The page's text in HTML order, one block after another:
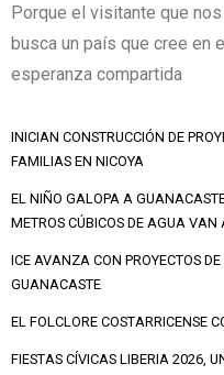
Porque el visitante que
busca un país que cree en
esperanza compartida
INICIAN CONSTRUCCIÓN DE
FAMILIAS EN NICOYA
EL NIÑO GALOPA A
METROS CÚBICOS DE AGUA VAN
ICE AVANZA CON PROYECTOS
GUANACASTE
EL FOLCLORE COSTARRICENSE
FIESTAS CÍVICAS LIBERIA 2026,